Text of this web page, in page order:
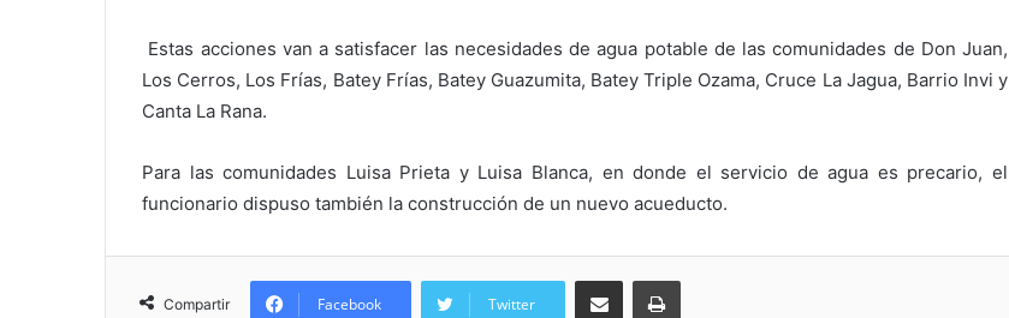
Estas acciones van a satisfacer las necesidades de agua potable de las comunidades de Don Juan,
Los Cerros, Los Frías, Batey Frías, Batey Guazumita, Batey Triple Ozama, Cruce La Jagua, Barrio Invi y
Canta La Rana.
Para las comunidades Luisa Prieta y Luisa Blanca, en donde el servicio de agua es precario, el
funcionario dispuso también la construcción de un nuevo acueducto.
Compartir Facebook Twitter
Compartir via Email Imprimi